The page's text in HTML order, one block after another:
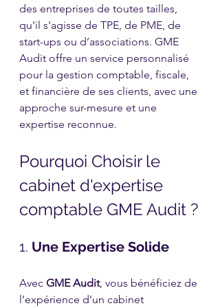
des entreprises de toutes tailles,
qu'il s'agisse de TPE, de PME, de
start-ups ou d’associations. GME
Audit offre un service personnalisé
pour la gestion comptable, fiscale,
et financière de ses clients, avec une
approche sur-mesure et une
expertise reconnue.
Pourquoi Choisir le
cabinet d'expertise
comptable GME Audit ?
1. Une Expertise Solide
Avec GME Audit, vous bénéficiez de
l’expérience d’un cabinet